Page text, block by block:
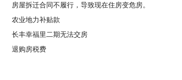
房屋拆迁合同不履行，导致现在住房变危房。
农业地力补贴款
长丰幸福里二期无法交房
退购房税费